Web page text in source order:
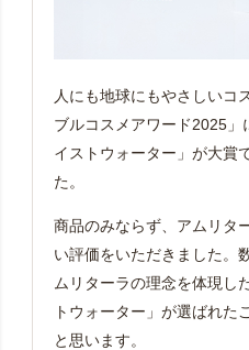
人にも地球にもやさしいコ
ブルコスメアワード2025」
イストウォーター」が大賞
た。
商品のみならず、アムリタ
い評価をいただきました。
ムリターラの理念を体現し
トウォーター」が選ばれた
と思います。